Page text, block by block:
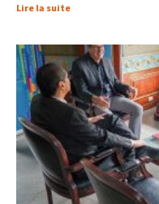
Lire la suite